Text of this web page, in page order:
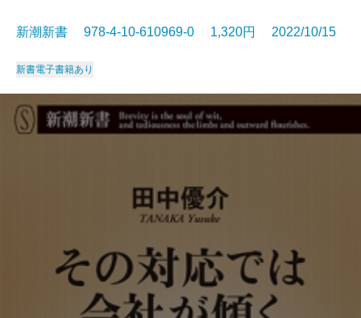
新潮新書 978-4-10-610969-0 1,320円 2022/10/15
新書電子書籍あり